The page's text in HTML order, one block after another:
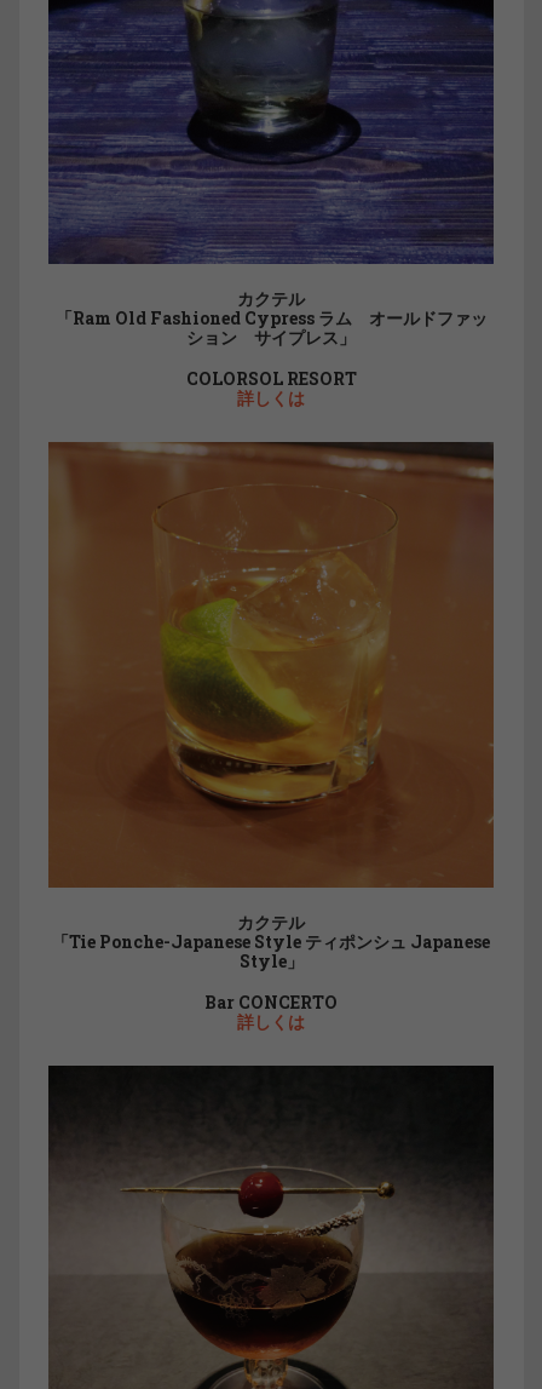
カクテル
「Ram Old Fashioned Cypress ラム オールドファッ
ション サイプレス」
COLORSOL RESORT
詳しくは
カクテル
「Tie Ponche-Japanese Style ティポンシュ Japanese
Style」
Bar CONCERTO
詳しくは